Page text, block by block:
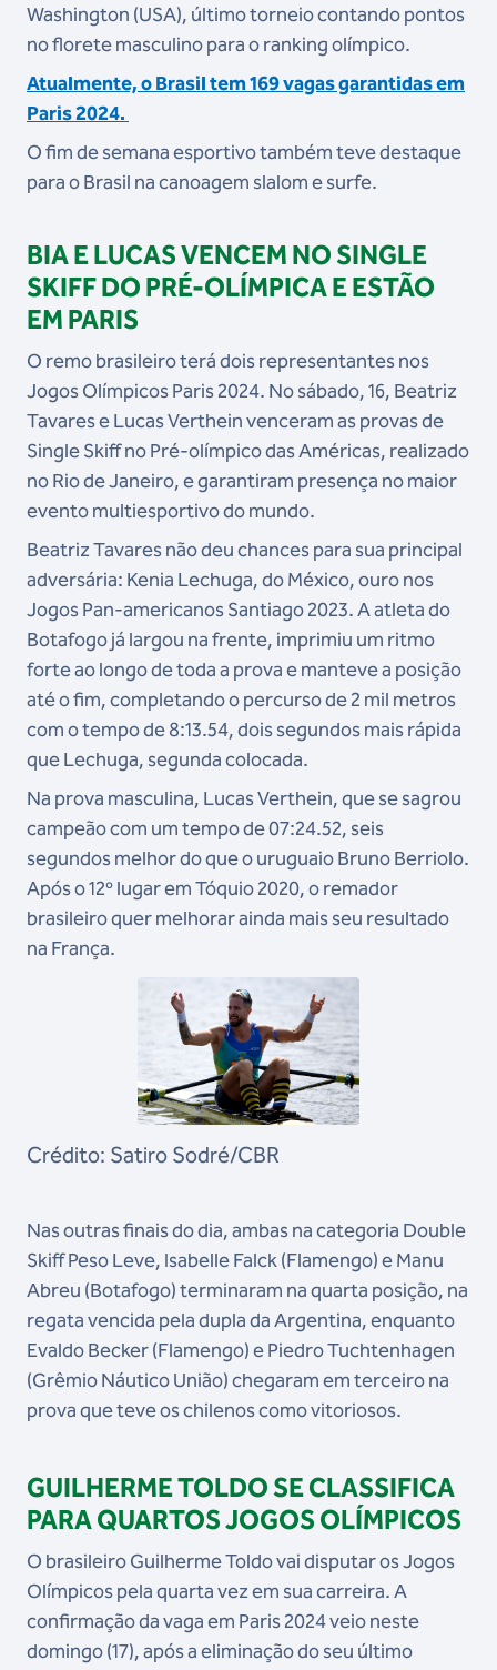
Washington (USA), último torneio contando pontos
no florete masculino para o ranking olímpico.
Atualmente, o Brasil tem 169 vagas garantidas em
Paris 2024.
O fim de semana esportivo também teve destaque
para o Brasil na canoagem slalom e surfe.
BIA E LUCAS VENCEM NO SINGLE
SKIFF DO PRÉ-OLÍMPICA E ESTÃO
EM PARIS
O remo brasileiro terá dois representantes nos
Jogos Olímpicos Paris 2024. No sábado, 16, Beatriz
Tavares e Lucas Verthein venceram as provas de
Single Skiff no Pré-olímpico das Américas, realizado
no Rio de Janeiro, e garantiram presença no maior
evento multiesportivo do mundo.
Beatriz Tavares não deu chances para sua principal
adversária: Kenia Lechuga, do México, ouro nos
Jogos Pan-americanos Santiago 2023. A atleta do
Botafogo já largou na frente, imprimiu um ritmo
forte ao longo de toda a prova e manteve a posição
até o fim, completando o percurso de 2 mil metros
com o tempo de 8:13.54, dois segundos mais rápida
que Lechuga, segunda colocada.
Na prova masculina, Lucas Verthein, que se sagrou
campeão com um tempo de 07:24.52, seis
segundos melhor do que o uruguaio Bruno Berriolo.
Após o 12º lugar em Tóquio 2020, o remador
brasileiro quer melhorar ainda mais seu resultado
na França.
Crédito: Satiro Sodré/CBR
Nas outras finais do dia, ambas na categoria Double
Skiff Peso Leve, Isabelle Falck (Flamengo) e Manu
Abreu (Botafogo) terminaram na quarta posição, na
regata vencida pela dupla da Argentina, enquanto
Evaldo Becker (Flamengo) e Piedro Tuchtenhagen
(Grêmio Náutico União) chegaram em terceiro na
prova que teve os chilenos como vitoriosos.
GUILHERME TOLDO SE CLASSIFICA
PARA QUARTOS JOGOS OLÍMPICOS
O brasileiro Guilherme Toldo vai disputar os Jogos
Olímpicos pela quarta vez em sua carreira. A
confirmação da vaga em Paris 2024 veio neste
domingo (17), após a eliminação do seu último